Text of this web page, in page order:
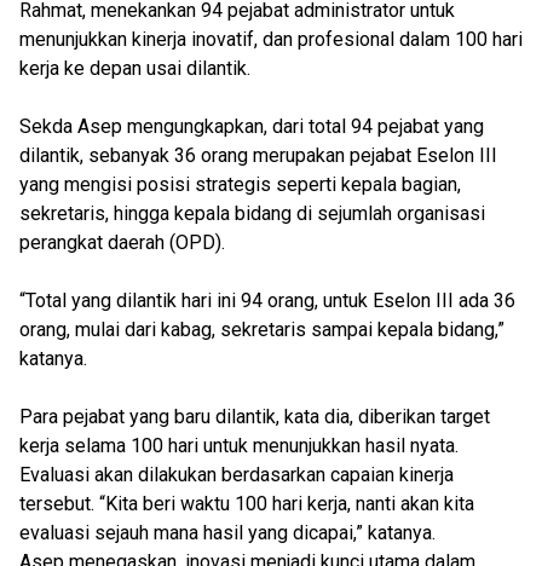
Rahmat, menekankan 94 pejabat administrator untuk
menunjukkan kinerja inovatif, dan profesional dalam 100 hari
kerja ke depan usai dilantik.
Sekda Asep mengungkapkan, dari total 94 pejabat yang
dilantik, sebanyak 36 orang merupakan pejabat Eselon III
yang mengisi posisi strategis seperti kepala bagian,
sekretaris, hingga kepala bidang di sejumlah organisasi
perangkat daerah (OPD).
“Total yang dilantik hari ini 94 orang, untuk Eselon III ada 36
orang, mulai dari kabag, sekretaris sampai kepala bidang,”
katanya.
Para pejabat yang baru dilantik, kata dia, diberikan target
kerja selama 100 hari untuk menunjukkan hasil nyata.
Evaluasi akan dilakukan berdasarkan capaian kinerja
tersebut. “Kita beri waktu 100 hari kerja, nanti akan kita
evaluasi sejauh mana hasil yang dicapai,” katanya.